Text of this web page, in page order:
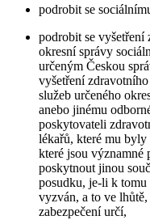
podrobit se
podrobit se
okresní správy
určeným Českou
vyšetření
služeb určeného
anebo jinému
poskytovateli
lékařů, které mu byly
které jsou významné
poskytnout jinou
posudku, je-li k tomu
vyzván, a to ve
zabezpečení určí,